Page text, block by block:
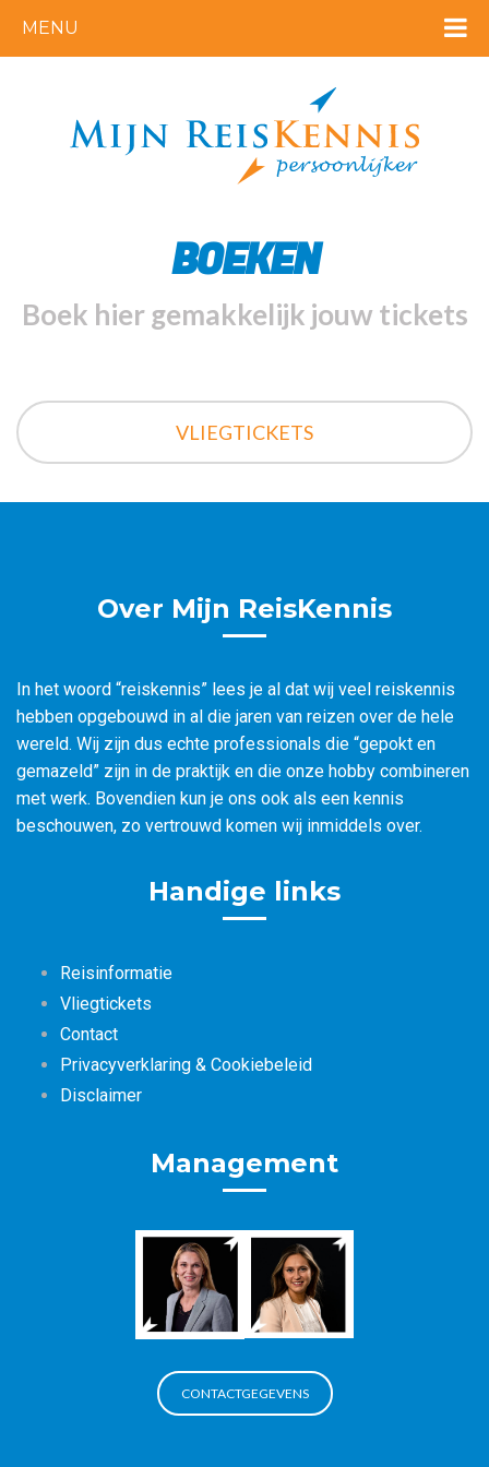
MENU
BOEKEN
Boek hier gemakkelijk jouw tickets
VLIEGTICKETS
Over Mijn ReisKennis
In het woord “reiskennis” lees je al dat wij veel reiskennis
hebben opgebouwd in al die jaren van reizen over de hele
wereld. Wij zijn dus echte professionals die “gepokt en
gemazeld” zijn in de praktijk en die onze hobby combineren
met werk. Bovendien kun je ons ook als een kennis
beschouwen, zo vertrouwd komen wij inmiddels over.
Handige links
Reisinformatie
Vliegtickets
Contact
Privacyverklaring & Cookiebeleid
Disclaimer
Management
CONTACTGEGEVENS